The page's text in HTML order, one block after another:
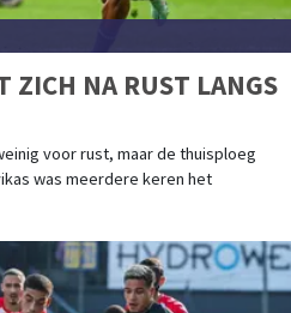
ZICH NA RUST LANGS
voor rust, maar de thuisploeg
was meerdere keren het